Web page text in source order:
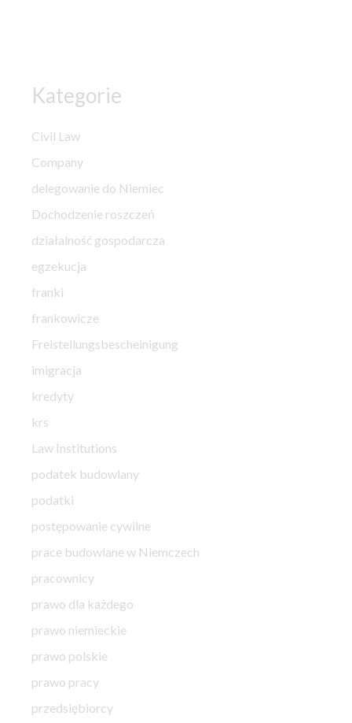
Kategorie
Civil Law
Company
delegowanie do Niemiec
Dochodzenie roszczeń
działalność gospodarcza
egzekucja
franki
frankowicze
Freistellungsbescheinigung
imigracja
kredyty
krs
Law Institutions
podatek budowlany
podatki
postępowanie cywilne
prace budowlane w Niemczech
pracownicy
prawo dla każdego
prawo niemieckie
prawo polskie
prawo pracy
przedsiębiorcy